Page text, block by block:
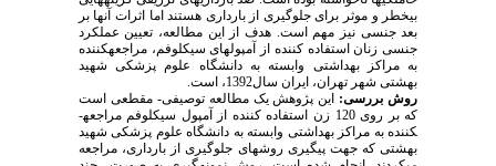
بی­خطر و موثر برای جلوگیری از بارداری هستند اما اثرات آن­ها بر
بعد جنسی نیز مهم است. هدف از این مطالعه، تعیین عملکرد
جنسی زنان استفاده کننده از آمپول­های سیکلوفم، مراجعه­کننده
به مراکز بهداشتی وابسته به دانشگاه علوم پزشکی شهید
بهشتی شهر تهران، ایران سال1392، است.
روش بررسی: این پژوهش یک مطالعه توصیفی- مقطعی است
که بر روی 120 زن استفاده کننده از آمپول سیکلوفم مراجعه­
کننده به مراکز بهداشتی وابسته به دانشگاه علوم پزشکی شهید
بهشتی که جهت پیگیری روش­های جلوگیری از بارداری، مراجعه